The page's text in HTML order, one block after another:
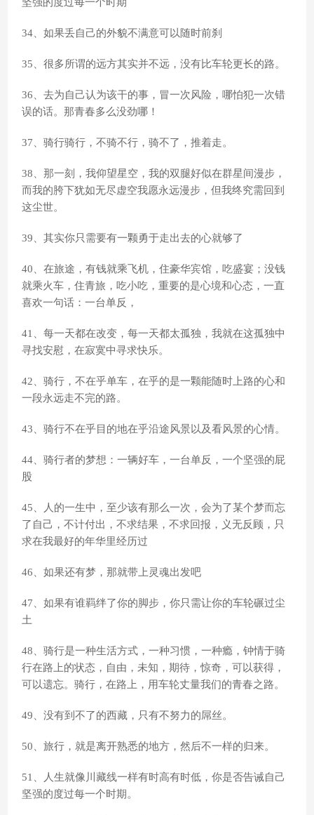
34、如果丢自己的外貌不满意可以随时前刹
35、很多所谓的远方其实并不远，没有比车轮更长的路。
36、去为自己认为该干的事，冒一次风险，哪怕犯一次错
误的话。那青春多么没劲哪！
37、骑行骑行，不骑不行，骑不了，推着走。
38、那一刻，我仰望星空，我的双腿好似在群星间漫步，
而我的胯下犹如无尽虚空我愿永远漫步，但我终究需回到
这尘世。
39、其实你只需要有一颗勇于走出去的心就够了
40、在旅途，有钱就乘飞机，住豪华宾馆，吃盛宴；没钱
就乘火车，住青旅，吃小吃，重要的是心境和心态，一直
喜欢一句话：一台单反，
41、每一天都在改变，每一天都太孤独，我就在这孤独中
寻找安慰，在寂寞中寻求快乐。
42、骑行，不在乎单车，在乎的是一颗能随时上路的心和
一段永远走不完的路。
43、骑行不在乎目的地在乎沿途风景以及看风景的心情。
44、骑行者的梦想：一辆好车，一台单反，一个坚强的屁
股
45、人的一生中，至少该有那么一次，会为了某个梦而忘
了自己，不计付出，不求结果，不求回报，义无反顾，只
求在我最好的年华里经历过
46、如果还有梦，那就带上灵魂出发吧
47、如果有谁羁绊了你的脚步，你只需让你的车轮碾过尘
土
48、骑行是一种生活方式，一种习惯，一种瘾，钟情于骑
行在路上的状态，自由，未知，期待，惊奇，可以获得，
可以遗忘。骑行，在路上，用车轮丈量我们的青春之路。
49、没有到不了的西藏，只有不努力的屌丝。
50、旅行，就是离开熟悉的地方，然后不一样的归来。
51、人生就像川藏线一样有时高有时低，你是否告诫自己
坚强的度过每一个时期。